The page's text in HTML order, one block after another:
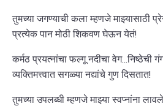
तुमच्या जगण्याची कला म्हणजे माझ्यासाठी
प्रत्येक पान मोठी शिकवण घेऊन येतं!
कर्मठ प्रयत्नांचा फल्गू नदीचा वेग...निष्ठेची
व्यक्तिमत्त्वात सगळ्या नद्यांचे गुण दिसतात!
तुमच्या उपलब्धी म्हणजे माझ्या स्वप्नांना